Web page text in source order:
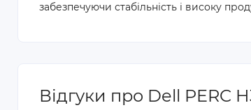
забезпечуючи стабільність і високу
Відгуки про Dell PERC